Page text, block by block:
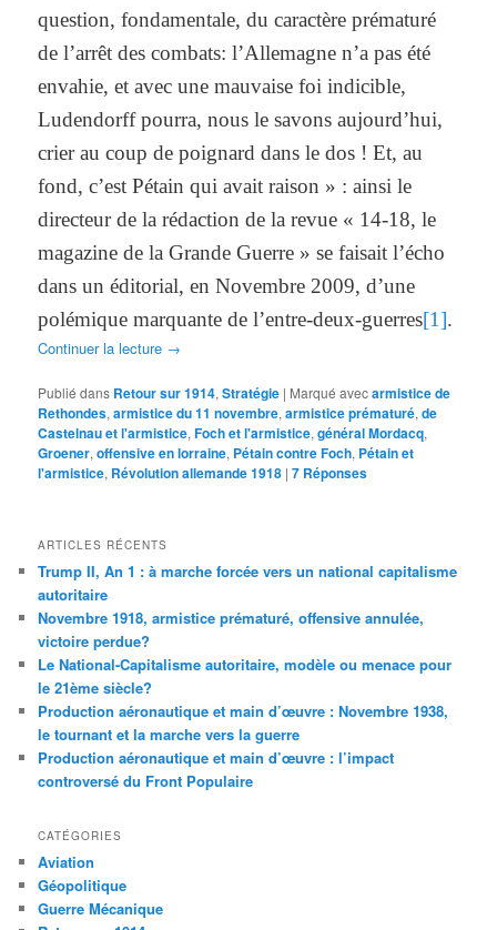
question, fondamentale, du caractère prématuré
de l’arrêt des combats: l’Allemagne n’a pas été
envahie, et avec une mauvaise foi indicible,
Ludendorff pourra, nous le savons aujourd’hui,
crier au coup de poignard dans le dos ! Et, au
fond, c’est Pétain qui avait raison » : ainsi le
directeur de la rédaction de la revue « 14-18, le
magazine de la Grande Guerre » se faisait l’écho
dans un éditorial, en Novembre 2009, d’une
polémique marquante de l’entre-deux-guerres[1].
Continuer la lecture →
Publié dans Retour sur 1914,Stratégie | Marqué avecarmistice de
Rethondes,armistice du 11 novembre,armistice prématuré,de
Castelnau et l'armistice,Foch et l'armistice,général Mordacq,
Groener,offensive en lorraine, Pétain contre Foch, Pétain et
l'armistice, Révolution allemande 1918 |7 Réponses
ARTICLES RÉCENTS
Trump II, An 1 : à marche forcée vers un national capitalisme
autoritaire
Novembre 1918, armistice prématuré, offensive annulée,
victoire perdue?
Le National-Capitalisme autoritaire, modèle ou menace pour
le 21ème siècle?
Production aéronautique et main d’œuvre : Novembre 1938,
le tournant et la marche vers la guerre
Production aéronautique et main d’œuvre : l’impact
controversé du Front Populaire
CATÉGORIES
Aviation
Géopolitique
Guerre Mécanique